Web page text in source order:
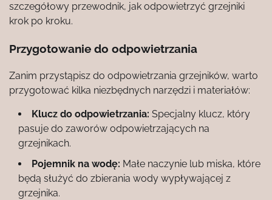
szczegółowy przewodnik, jak odpowietrzyć grzejniki
krok po kroku.
Przygotowanie do odpowietrzania
Zanim przystąpisz do odpowietrzania grzejników, warto
przygotować kilka niezbędnych narzędzi i materiałów:
Klucz do odpowietrzania: Specjalny klucz, który
pasuje do zaworów odpowietrzających na
grzejnikach.
Pojemnik na wodę: Małe naczynie lub miska, które
będą służyć do zbierania wody wypływającej z
grzejnika.